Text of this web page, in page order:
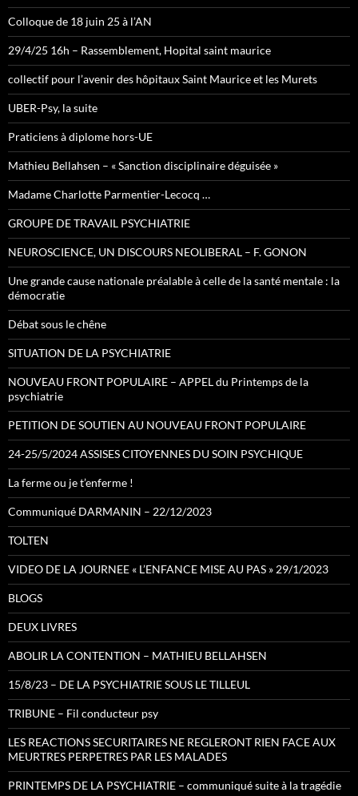
Colloque de 18 juin 25 à l’AN
29/4/25 16h – Rassemblement, Hopital saint maurice
collectif pour l’avenir des hôpitaux Saint Maurice et les Murets
UBER-Psy, la suite
Praticiens à diplome hors-UE
Mathieu Bellahsen – « Sanction disciplinaire déguisée »
Madame Charlotte Parmentier-Lecocq …
GROUPE DE TRAVAIL PSYCHIATRIE
NEUROSCIENCE, UN DISCOURS NEOLIBERAL – F. GONON
Une grande cause nationale préalable à celle de la santé mentale : la
démocratie
Débat sous le chêne
SITUATION DE LA PSYCHIATRIE
NOUVEAU FRONT POPULAIRE – APPEL du Printemps de la
psychiatrie
PETITION DE SOUTIEN AU NOUVEAU FRONT POPULAIRE
24-25/5/2024 ASSISES CITOYENNES DU SOIN PSYCHIQUE
La ferme ou je t’enferme !
Communiqué DARMANIN – 22/12/2023
TOLTEN
VIDEO DE LA JOURNEE « L’ENFANCE MISE AU PAS » 29/1/2023
BLOGS
DEUX LIVRES
ABOLIR LA CONTENTION – MATHIEU BELLAHSEN
15/8/23 – DE LA PSYCHIATRIE SOUS LE TILLEUL
TRIBUNE – Fil conducteur psy
LES REACTIONS SECURITAIRES NE REGLERONT RIEN FACE AUX
MEURTRES PERPETRES PAR LES MALADES
PRINTEMPS DE LA PSYCHIATRIE – communiqué suite à la tragédie